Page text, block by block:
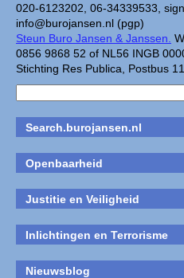
020-6123202, 06-34339533,
info@burojansen.nl (pgp)
Steun Buro Jansen & Janssen.
0856 9868 52 of NL56 INGB
Stichting Res Publica, Postbus
Search.burojansen.nl
Openbaarheid
Justitie en Veiligheid
Inlichtingen en Terrorisme
Nieuwsblog